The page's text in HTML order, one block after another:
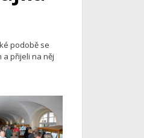
podobě se
a přijeli na něj